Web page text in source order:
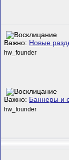
Важно: Новые
hw_founder
Важно: Баннеры и
hw_founder